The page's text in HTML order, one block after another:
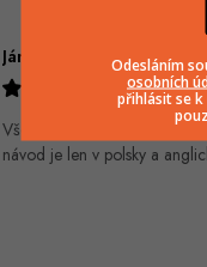
Ján Kubala
7.8.2026
Všetko bolo super ale škoda
návod je len v polsky a
Odesláním
osobních
přihlásit se